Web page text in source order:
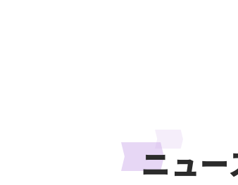
ニュ